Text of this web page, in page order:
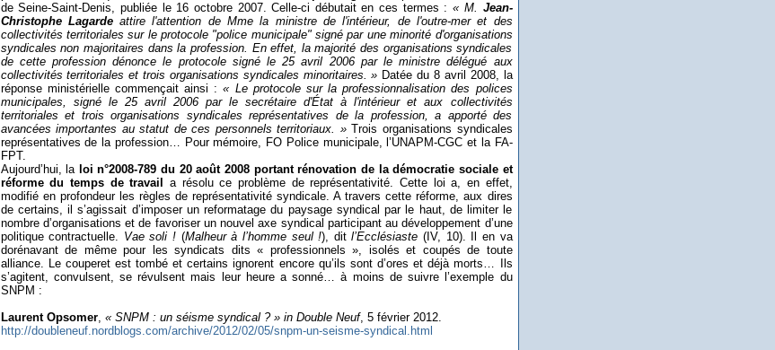
de Seine-Saint-Denis, publiée le 16 octobre 2007. Celle-ci débutait en ces termes :« M. Jean-
Christophe Lagardeattire l'attention de Mme la ministre de l'intérieur, de l'outre-mer et des
collectivités territoriales sur le protocole "police municipale" signé par une minorité d'organisations
syndicales non majoritaires dans la profession. En effet, la majorité des organisations syndicales
de cette profession dénonce le protocole signé le 25 avril 2006 par le ministre délégué aux
collectivités territoriales et trois organisations syndicales minoritaires. » Datée du 8 avril 2008, la
réponse ministérielle commençait ainsi :« Le protocole sur la professionnalisation des polices
municipales, signé le 25 avril 2006 par le secrétaire d'État à l'intérieur et aux collectivités
territoriales et trois organisations syndicales représentatives de la profession, a apporté des
avancées importantes au statut de ces personnels territoriaux. »Trois organisations syndicales
représentatives de la profession… Pour mémoire, FO Police municipale, l’UNAPM-CGC et la FA-
FPT.
Aujourd’hui, la loi n°2008-789 du 20 août 2008 portant rénovation de la démocratie sociale et
réforme du temps de travail
a résolu ce problème de représentativité. Cette loi a, en effet,
modifié en profondeur les règles de représentativité syndicale. A travers cette réforme, aux dires
de certains, il s’agissait d’imposer un reformatage du paysage syndical par le haut, de limiter le
nombre d’organisations et de favoriser un nouvel axe syndical participant au développement d’une
politique contractuelle. Vae soli ! (Malheur à l’homme seul !), ditl’Ecclésiaste (IV, 10). Il en va
dorénavant de même pour les syndicats dits « professionnels », isolés et coupés de toute
alliance. Le couperet est tombé et certains ignorent encore qu’ils sont d’ores et déjà morts… Ils
s’agitent, convulsent, se révulsent mais leur heure a sonné… à moins de suivre l’exemple du
SNPM :
Laurent Opsomer, « SNPM : un séisme syndical ? » in Double Neuf, 5 février 2012.
http://doubleneuf.nordblogs.com/archive/2012/02/05/snpm-un-seisme-syndical.html